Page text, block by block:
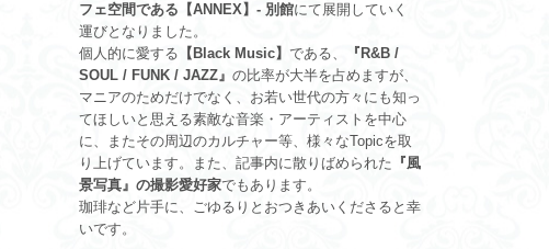
フェ空間である【ANNEX】- 別館にて展開していく
運びとなりました。
個人的に愛する 【Black Music】 である、
『R&B /
SOUL / FUNK / JAZZ』 の比率が大半を占めますが、
マニアのためだけでなく、お若い世代の方々にも知っ
てほしいと思える素敵な音楽・アーティストを中心
に、またその周辺のカルチャー等、様々なTopicを取
り上げています。また、記事内に散りばめられた 『風
景写真』の撮影愛好家でもあります。
珈琲など片手に、ごゆるりとおつきあいくださると幸
いです。